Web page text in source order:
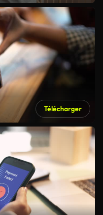
Télécharger